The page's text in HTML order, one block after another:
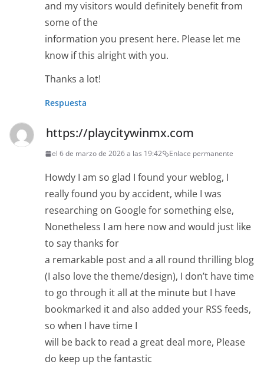
and my visitors would definitely benefit from
some of the
information you present here. Please let me
know if this alright with you.
Thanks a lot!
Respuesta
https://playcitywinmx.com
el 6 de marzo de 2026 a las 19:42 Enlace permanente
Howdy I am so glad I found your weblog, I
really found you by accident, while I was
researching on Google for something else,
Nonetheless I am here now and would just like
to say thanks for
a remarkable post and a all round thrilling blog
(I also love the theme/design), I don’t have time
to go through it all at the minute but I have
bookmarked it and also added your RSS feeds,
so when I have time I
will be back to read a great deal more, Please
do keep up the fantastic